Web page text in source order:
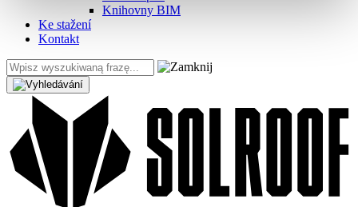
Knihovny BIM
Ke stažení
Kontakt